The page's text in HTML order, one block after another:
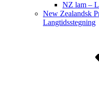
NZ lam –
New Zealandsk
Langtidsstegning